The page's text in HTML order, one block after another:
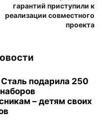
гарантий приступили к
реализации совместного
проекта
подарила 250
– детям своих